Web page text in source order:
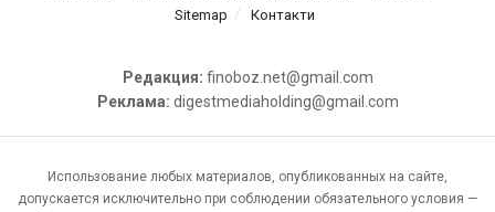
Sitemap
Контакти
Редакция: finoboz.net@gmail.com
Реклама: digestmediaholding@gmail.com
Использование любых материалов, опубликованных на сайте,
допускается исключительно при соблюдении обязательного условия —